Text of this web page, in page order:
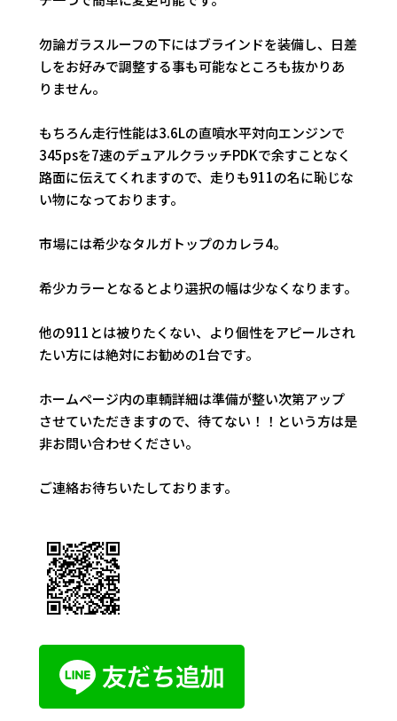
勿論ガラスルーフの下にはブラインドを装備し、日差
しをお好みで調整する事も可能なところも抜かりあ
りません。
もちろん走行性能は3.6Lの直噴水平対向エンジンで
345psを7速のデュアルクラッチPDKで余すことなく
路面に伝えてくれますので、走りも911の名に恥じな
い物になっております。
市場には希少なタルガトップのカレラ4。
希少カラーとなるとより選択の幅は少なくなります。
他の911とは被りたくない、より個性をアピールされ
たい方には絶対にお勧めの1台です。
ホームページ内の車輌詳細は準備が整い次第アップ
させていただきますので、待てない！！という方は是
非お問い合わせください。
ご連絡お待ちいたしております。